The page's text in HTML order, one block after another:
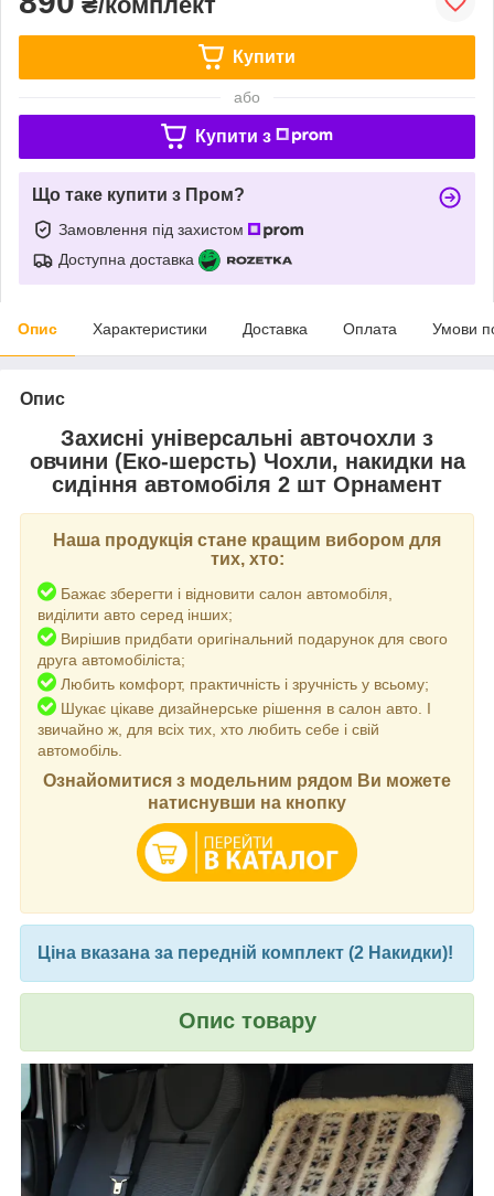
Купити
або
Купити з
Що таке купити з Пром?
Замовлення під захистом
Доступна доставка
Опис Характеристики Доставка Оплата Умови
Опис
Захисні універсальні авточохли з
овчини (Еко-шерсть) Чохли, накидки на
сидіння автомобіля 2 шт Орнамент
Наша продукція стане кращим вибором для
тих, хто:
Бажає зберегти і відновити салон автомобіля,
виділити авто серед інших;
Вирішив придбати оригінальний подарунок для свого
друга автомобіліста;
Любить комфорт, практичність і зручність у всьому;
Шукає цікаве дизайнерське рішення в салон авто. І
звичайно ж, для всіх тих, хто любить себе і свій
автомобіль.
Ознайомитися з модельним рядом Ви можете
натиснувши на кнопку
Ціна вказана за передній комплект (2 Накидки)!
Опис товару